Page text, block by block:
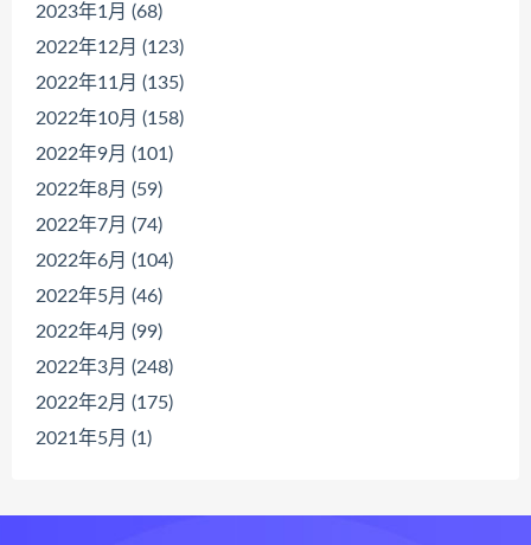
2023年1月 (68)
2022年12月 (123)
2022年11月 (135)
2022年10月 (158)
2022年9月 (101)
2022年8月 (59)
2022年7月 (74)
2022年6月 (104)
2022年5月 (46)
2022年4月 (99)
2022年3月 (248)
2022年2月 (175)
2021年5月 (1)